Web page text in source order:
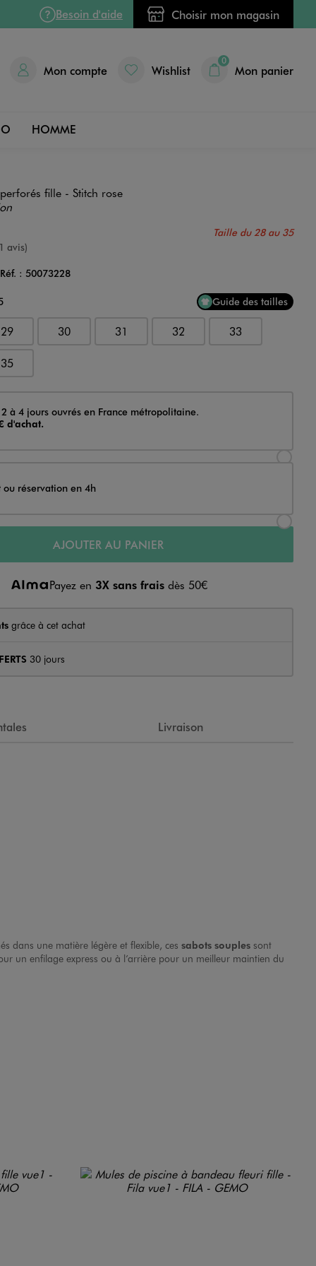
Besoin d'aide Choisir mon magasin
Mon compte Wishlist
0
Mon panier
HOMME
fille - Stitch rose
Taille du 28 au 35
avis)
Réf. : 50073228
Guide des tailles
29 30 31 32 33
35
à 4 jours ouvrés en France métropolitaine.
d'achat.
ou réservation en 4h
AJOUTER AU PANIER
Payez en 3X sans fraisdès 50€
grâce à cet achat
30 jours
Livraison
dans une matière légère et flexible, ces sabots souples sont
un enfilage express ou à l’arrière pour un meilleur maintien du